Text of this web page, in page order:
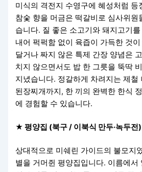
미식의 격전지 수영구에 혜성처럼 등
참숯 향을 머금은 떡갈비로 심사위원
습니다. 질 좋은 소고기와 돼지고기
내어 퍽퍽함 없이 육즙이 가득한 것
달거나 짜지 않은 특제 간장 양념은
치지 않으면서도 밥 한 그릇을 뚝딱
지녔습니다. 정갈하게 차려지는 제철
된장찌개까지, 한 끼의 완벽한 한식
에 경험할 수 있습니다.
★ 평양집 (북구 / 이북식 만두·녹두전)
상대적으로 미쉐린 가이드의 불모지
별을 거머쥔 평양집입니다. 이름에서